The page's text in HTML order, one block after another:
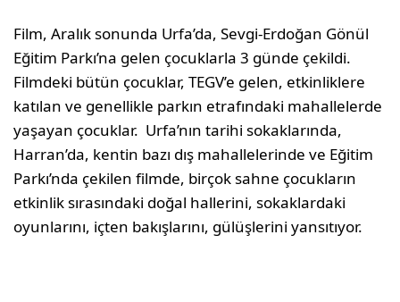
Film, Aralık sonunda Urfa’da, Sevgi-Erdoğan Gönül
Eğitim Parkı’na gelen çocuklarla 3 günde çekildi.
Filmdeki bütün çocuklar, TEGV’e gelen, etkinliklere
katılan ve genellikle parkın etrafındaki mahallelerde
yaşayan çocuklar. Urfa’nın tarihi sokaklarında,
Harran’da, kentin bazı dış mahallelerinde ve Eğitim
Parkı’nda çekilen filmde, birçok sahne çocukların
etkinlik sırasındaki doğal hallerini, sokaklardaki
oyunlarını, içten bakışlarını, gülüşlerini yansıtıyor.